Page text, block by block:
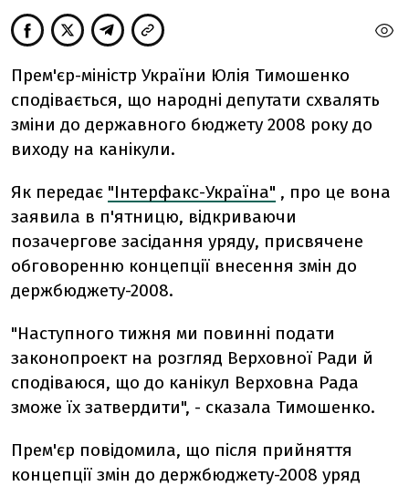
Прем'єр-міністр України Юлія Тимошенко
сподівається, що народні депутати схвалять
зміни до державного бюджету 2008 року до
виходу на канікули.
Як передає "Інтерфакс-Україна" , про це вона
заявила в п'ятницю, відкриваючи
позачергове засідання уряду, присвячене
обговоренню концепції внесення змін до
держбюджету-2008.
"Наступного тижня ми повинні подати
законопроект на розгляд Верховної Ради й
сподіваюся, що до канікул Верховна Рада
зможе їх затвердити", - сказала Тимошенко.
Прем'єр повідомила, що після прийняття
концепції змін до держбюджету-2008 уряд